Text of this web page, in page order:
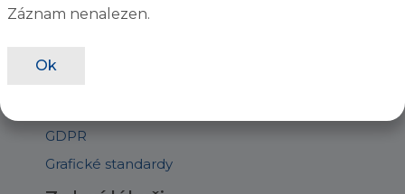
Staňte se členem
GDPR
Grafické standardy
Záznam nenalezen.
Ok